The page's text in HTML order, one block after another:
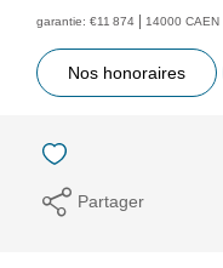
garantie: €11 874 | 14000 CAEN
Nos honoraires
Partager